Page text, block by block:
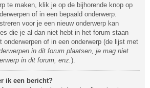
te maken, klik je op de bijhorende knop op
of in een bepaald onderwerp.
voor je een nieuw onderwerp kan
die je al dan niet hebt in het forum staan
onderwerpen of in een onderwerp (de lijst met
in dit forum plaatsen, je mag niet
in dit forum, enz.).
ik een bericht?